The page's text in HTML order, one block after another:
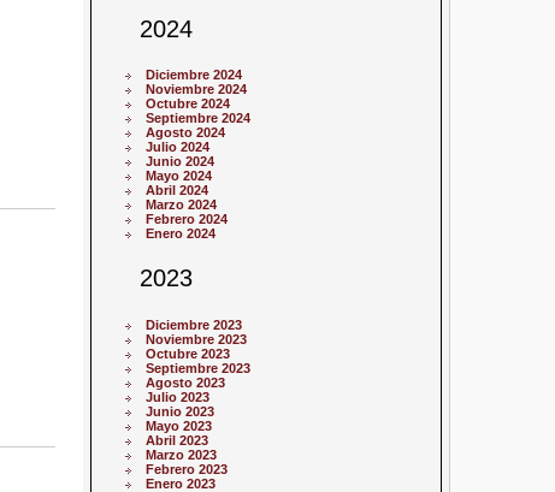
2024
Diciembre 2024
Noviembre 2024
Octubre 2024
Septiembre 2024
Agosto 2024
Julio 2024
Junio 2024
Mayo 2024
Abril 2024
Marzo 2024
Febrero 2024
Enero 2024
2023
Diciembre 2023
Noviembre 2023
Octubre 2023
Septiembre 2023
Agosto 2023
Julio 2023
Junio 2023
Mayo 2023
Abril 2023
Marzo 2023
Febrero 2023
Enero 2023